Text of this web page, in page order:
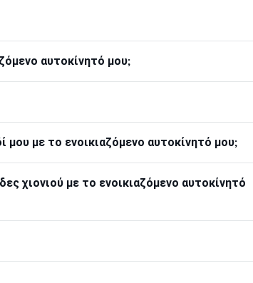
αυτοκίνητό μου;
με το ενοικιαζόμενο αυτοκίνητό μου;
χιονιού με το ενοικιαζόμενο αυτοκίνητό